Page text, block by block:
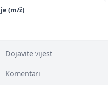
(m/ž)
Dojavite vijest
Komentari